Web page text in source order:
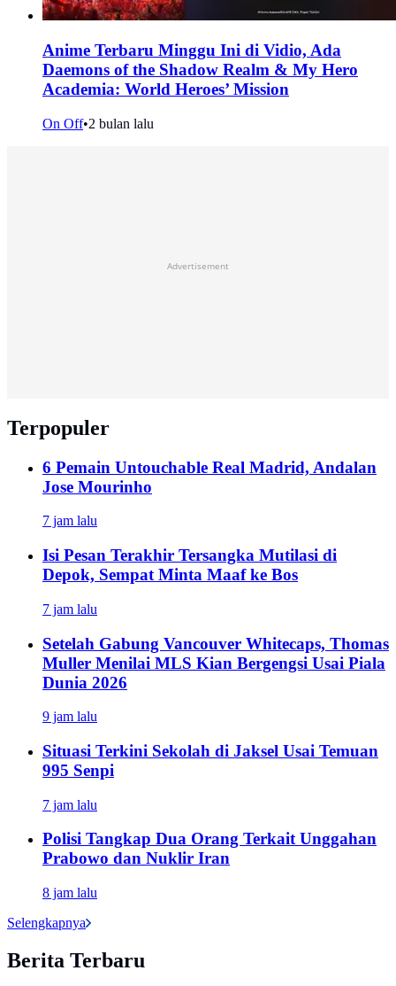
Anime Terbaru Minggu Ini di Vidio, Ada
Daemons of the Shadow Realm & My Hero
Academia: World Heroes’ Mission
On Off•2 bulan lalu
Advertisement
Terpopuler
6 Pemain Untouchable Real Madrid, Andalan
Jose Mourinho
7 jam lalu
Isi Pesan Terakhir Tersangka Mutilasi di
Depok, Sempat Minta Maaf ke Bos
7 jam lalu
Setelah Gabung Vancouver Whitecaps, Thomas
Muller Menilai MLS Kian Bergengsi Usai Piala
Dunia 2026
9 jam lalu
Situasi Terkini Sekolah di Jaksel Usai Temuan
995 Senpi
7 jam lalu
Polisi Tangkap Dua Orang Terkait Unggahan
Prabowo dan Nuklir Iran
8 jam lalu
Selengkapnya
Berita Terbaru